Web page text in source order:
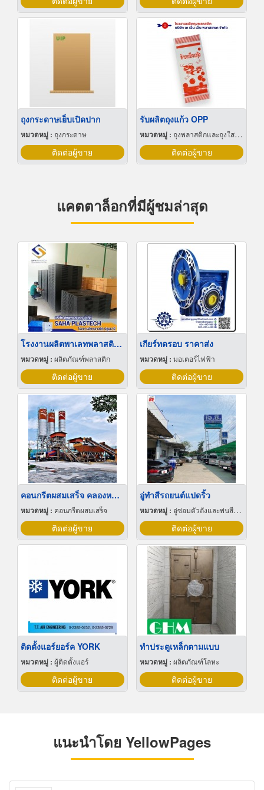
ถุงกระดาษเย็บเปิดปาก
หมวดหมู่ : ถุงกระดาษ
ติดต่อผู้ขาย
รับผลิตถุงแก้ว OPP
หมวดหมู่ : ถุงพลาสติกและถุงใสโปร่ง
ติดต่อผู้ขาย
แคตตาล็อกที่มีผู้ชมล่าสุด
โรงงานผลิตพาเลทพลาสติก ปทุมธานี
หมวดหมู่ : ผลิตภัณฑ์พลาสติก
ติดต่อผู้ขาย
เกียร์ทดรอบ ราคาส่ง
หมวดหมู่ : มอเตอร์ไฟฟ้า
ติดต่อผู้ขาย
คอนกรีตผสมเสร็จ คลองหลวง
หมวดหมู่ : คอนกรีตผสมเสร็จ
ติดต่อผู้ขาย
อู่ทําสีรถยนต์แปดริ้ว
หมวดหมู่ : อู่ซ่อมตัวถังและพ่นสีรถยนต์
ติดต่อผู้ขาย
ติดตั้งแอร์ยอร์ค YORK
หมวดหมู่ : ผู้ติดตั้งแอร์
ติดต่อผู้ขาย
ทำประตูเหล็กตามแบบ
หมวดหมู่ : ผลิตภัณฑ์โลหะ
ติดต่อผู้ขาย
แนะนำโดย YellowPages